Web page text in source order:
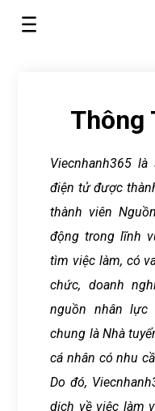
Trang chủ Thông tin
Thông
Viecnhanh365
điện tử được
thành viên
động trong lĩnh
tìm việc làm, có
chức, doanh
nguồn nhân
chung là Nhà
cá nhân có nhu
Do đó,
dịch về việc làm